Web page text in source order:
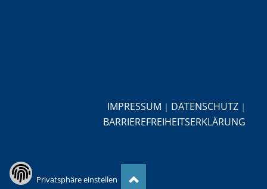
Privatsphäre einstellen
IMPRESSUM | DATENSCHUTZ |
BARRIEREFREIHEITSERKLÄRUNG